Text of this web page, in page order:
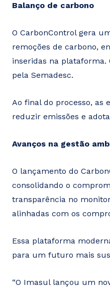
Balanço de carbono
O CarbonControl gera
remoções de carbono,
inseridas na
pela Semadesc.
Ao final do processo,
reduzir emissões e
Avanços na gestão
O lançamento do
consolidando o
transparência no
alinhadas com os
Essa plataforma
para um futuro mais
“O Imasul lançou um